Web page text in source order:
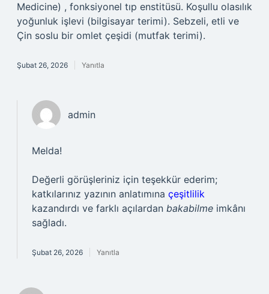
Medicine) , fonksiyonel tıp enstitüsü. Koşullu olasılık
yoğunluk işlevi (bilgisayar terimi). Sebzeli, etli ve
Çin soslu bir omlet çeşidi (mutfak terimi).
Şubat 26, 2026 Yanıtla
admin
Melda!
Değerli görüşleriniz için teşekkür ederim;
katkılarınız yazının anlatımına çeşitlilik
kazandırdı ve farklı açılardan bakabilme imkânı
sağladı.
Şubat 26, 2026 Yanıtla